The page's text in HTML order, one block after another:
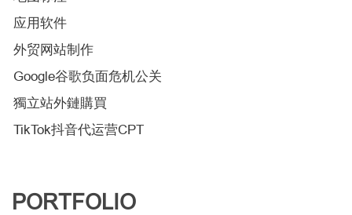
应用软件
外贸网站制作
Google谷歌负面危机公关
獨立站外鏈購買
TikTok抖音代运营CPT
PORTFOLIO